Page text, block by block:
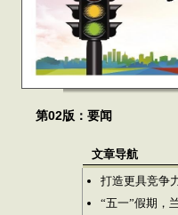
第02版：要闻
文章导航
打造更具竞争
“五一”假期，